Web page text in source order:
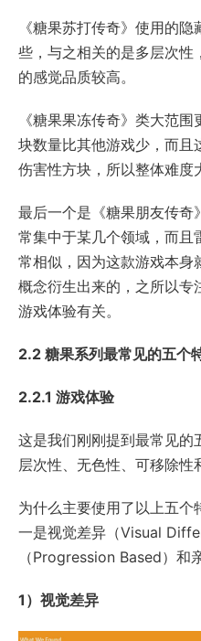
《糖果苏打传奇》使用的
些，与之相关的是多层次性
的感觉品质较高。
《糖果果冻传奇》类大范
块数量比其他游戏少，而且
伤害性方块，所以整体难度
最后一个是《糖果朋友传奇
常集中于某几个领域，而且
常相似，因为这款游戏本身
概念衍生出来的，之所以专
游戏体验有关。
2.2 糖果系列最常见的五个
2.2.1 游戏体验
这是我们刚刚提到最常见的
层次性、无色性、可移除性
为什么主要使用了以上五
一是视觉差异（Visual
（Progression Based）和
1）视觉差异